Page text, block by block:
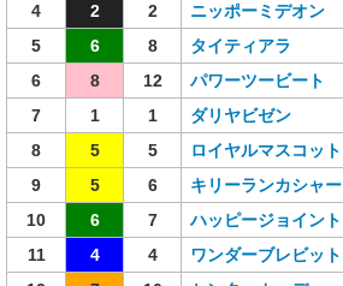
4
2 2 ニッポーミデオン
5
6 8 タイティアラ
6
8 12 パワーツービート
7
1 1 ダリヤビゼン
8
5 5 ロイヤルマスコット
9
5 6 キリーランカシャー
10
6 7 ハッピージョイント
11
4 4 ワンダーブレビット